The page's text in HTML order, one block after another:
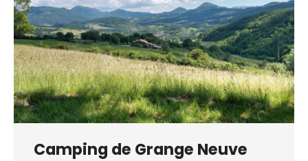
Camping de Grange Neuve